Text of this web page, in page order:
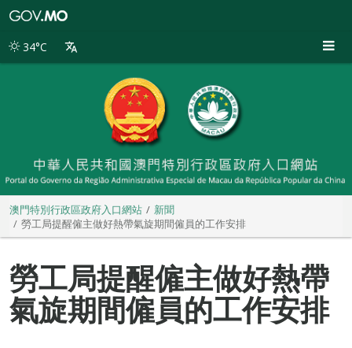
別
34°C
澳門特別行政區政府入口網站
新聞
勞工局提醒僱主做好熱帶氣旋期間僱員的工作安排
勞工局提醒僱主做好熱帶
氣旋期間僱員的工作安排